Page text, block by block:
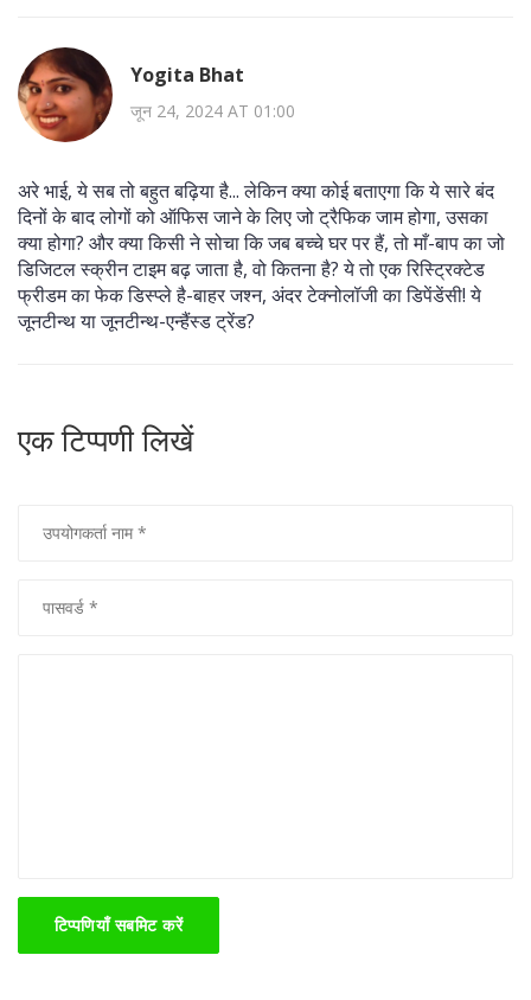
Yogita Bhat
जून 24, 2024 AT 01:00
अरे भाई, ये सब तो बहुत बढ़िया है... लेकिन क्या कोई बताएगा कि ये सारे बंद
दिनों के बाद लोगों को ऑफिस जाने के लिए जो ट्रैफिक जाम होगा, उसका
क्या होगा? और क्या किसी ने सोचा कि जब बच्चे घर पर हैं, तो माँ-बाप का जो
डिजिटल स्क्रीन टाइम बढ़ जाता है, वो कितना है? ये तो एक रिस्ट्रिक्टेड
फ्रीडम का फेक डिस्प्ले है-बाहर जश्न, अंदर टेक्नोलॉजी का डिपेंडेंसी! ये
जूनटीन्थ या जूनटीन्थ-एन्हैंस्ड ट्रेंड?
एक टिप्पणी लिखें
टिप्पणियाँ सबमिट करें